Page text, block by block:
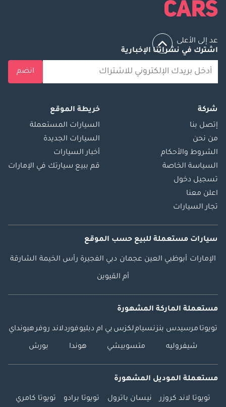
عد إلى الأعلى
اشترك في نشراتنا الإخبارية
انضم
شركة
إتصل بنا
من نحن
الشروط والأحكام
السياسة الخاصة
تسجيل دخول
اعلن معنا
تجار السيارات
خريطة الموقع
السيارات المستعملة
السيارات الجديدة
أخبار السيارات
قم ببيع سيارتك في الإمارات
سيارات مستعملة للبيع حسب الموقع
الإمارات أبوظبي العين عجمان دبي الفجيرة رأس الخيمة الشارقة
أم القيوين
مستعملة الماركة المشهورة
تويوتا مرسيدس بنزنسياملكزس بي ام دبليوفوردلاند روفرهيونداي
شيفروليه متسوبيشي هوندا بورش
مستعملة الموديل المشهورة
تويوتا لاند كروزر نيسان باترول تويوتا برادو تويوتا كامري